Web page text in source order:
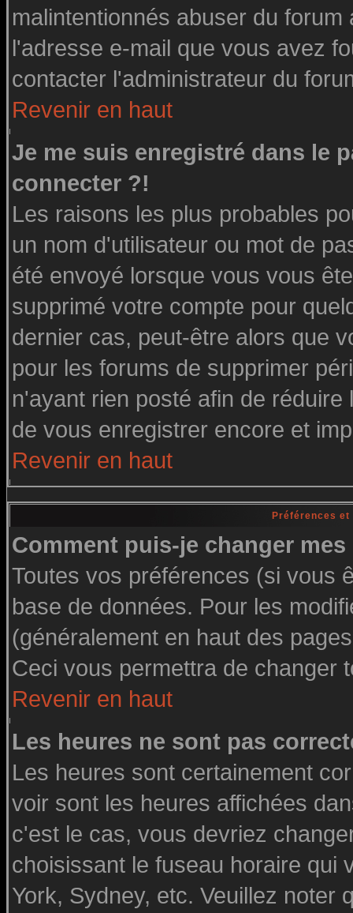
malintentionnés abuser du
l'adresse e-mail que vous avez
contacter l'administrateur du
Revenir en haut
Je me suis enregistré dans le
connecter ?!
Les raisons les plus probables
un nom d'utilisateur ou mot de
été envoyé lorsque vous vous
supprimé votre compte pour
dernier cas, peut-être alors que
pour les forums de supprimer
n'ayant rien posté afin de
de vous enregistrer encore et
Revenir en haut
Préférences
Comment puis-je changer
Toutes vos préférences (si vous
base de données. Pour les
(généralement en haut des
Ceci vous permettra de changer
Revenir en haut
Les heures ne sont pas
Les heures sont certainement
voir sont les heures affichées
c'est le cas, vous devriez
choisissant le fuseau horaire qui
York, Sydney, etc. Veuillez noter